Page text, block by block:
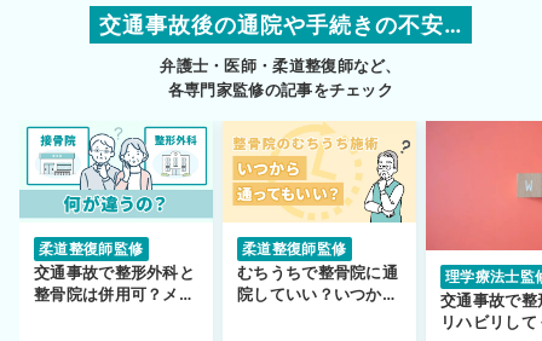
交通事故後の通院や手続きの不安…
弁護士・医師・柔道整復師など、
各専門家監修の記事をチェック
柔道整復師監修
交通事故で整形外科と
整骨院は併用可？メリ
柔道整復師監修
むちうちで整骨院に通
院していい？いつから
理学療法士監
交通事故で整
リハビリして